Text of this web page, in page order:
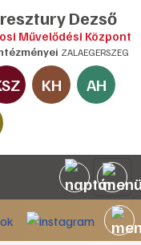
Dezső
Művelődési Központ
ZALAEGERSZEG
KH
AH